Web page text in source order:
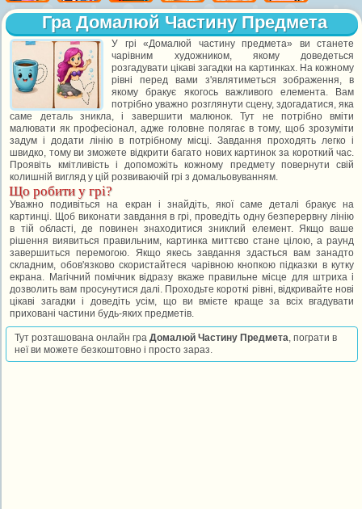
Гра Домалюй Частину Предмета
У грі «Домалюй частину предмета» ви станете
чарівним художником, якому доведеться
розгадувати цікаві загадки на картинках. На кожному
рівні перед вами з'являтиметься зображення, в
якому бракує якогось важливого елемента. Вам
потрібно уважно розглянути сцену, здогадатися, яка
саме деталь зникла, і завершити малюнок. Тут не потрібно вміти
малювати як професіонал, адже головне полягає в тому, щоб зрозуміти
задум і додати лінію в потрібному місці. Завдання проходять легко і
швидко, тому ви зможете відкрити багато нових картинок за короткий час.
Проявіть кмітливість і допоможіть кожному предмету повернути свій
колишній вигляд у цій розвиваючій грі з домальовуванням.
Що робити у грі?
Уважно подивіться на екран і знайдіть, якої саме деталі бракує на
картинці. Щоб виконати завдання в грі, проведіть одну безперервну лінію
в тій області, де повинен знаходитися зниклий елемент. Якщо ваше
рішення виявиться правильним, картинка миттєво стане цілою, а раунд
завершиться перемогою. Якщо якесь завдання здасться вам занадто
складним, обов'язково скористайтеся чарівною кнопкою підказки в кутку
екрана. Магічний помічник відразу вкаже правильне місце для штриха і
дозволить вам просунутися далі. Проходьте короткі рівні, відкривайте нові
цікаві загадки і доведіть усім, що ви вмієте краще за всіх вгадувати
приховані частини будь-яких предметів.
Тут розташована онлайн граДомалюй Частину Предмета, пограти в
неї ви можете безкоштовно і просто зараз.